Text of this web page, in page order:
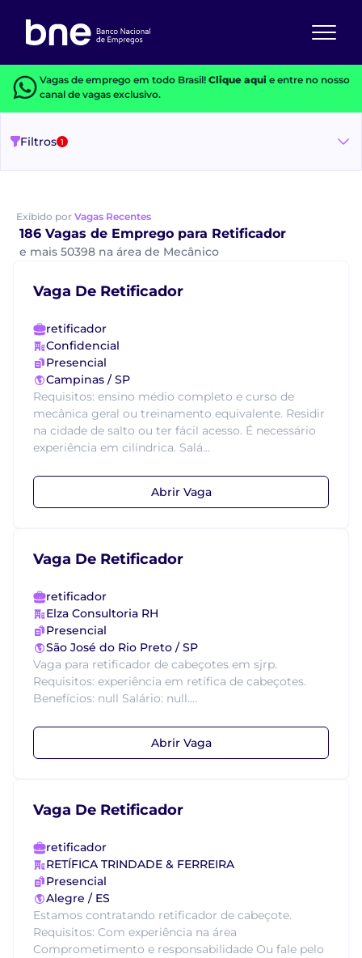
Vagas de emprego em todo Brasil! Clique aquie entre no nosso
canal de vagas exclusivo.
Filtros 1
Exibido por Vagas Recentes
186 Vagas de Emprego para Retificador
e mais 50398 na área de Mecânico
Vaga De Retificador
retificador
Confidencial
Presencial
Campinas / SP
Requisitos: ensino médio completo e curso de
mecânica geral ou treinamento equivalente. Residir
na cidade de salto ou ter fácil acesso. É necessário
experiência em cilíndrica. Salá...
Abrir Vaga
Vaga De Retificador
retificador
Elza Consultoria RH
Presencial
São José do Rio Preto / SP
Vaga para retificador de cabeçotes em sjrp.
Requisitos: experiência em retífica de cabeçotes.
Benefícios: null Salário: null....
Abrir Vaga
Vaga De Retificador
retificador
RETÍFICA TRINDADE & FERREIRA
Presencial
Alegre / ES
Estamos contratando retificador de cabeçote.
Requisitos: Com experiência na área
Comprometimento e responsabilidade Ou fale pelo